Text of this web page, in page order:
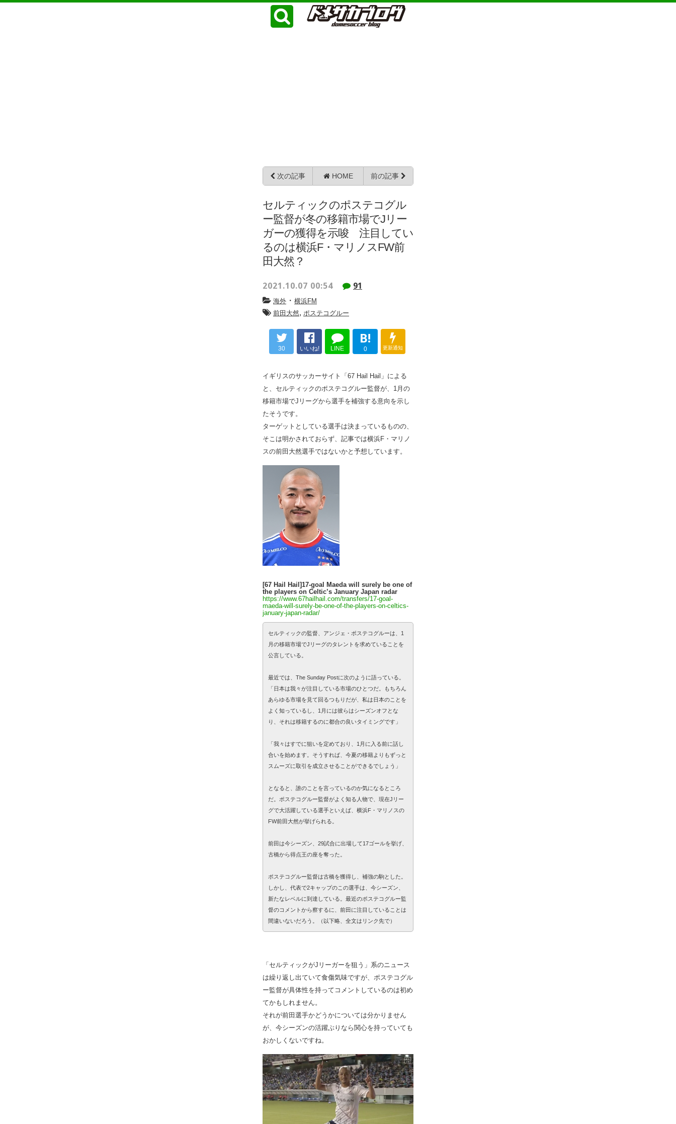
次の記事 HOME 前の記事
セルティックのポステコグル
ー監督が冬の移籍市場でJリー
ガーの獲得を示唆 注目してい
るのは横浜F・マリノスFW前
田大然？
2021.10.07 00:54 91
海外 ・ 横浜FM
前田大然, ポステコグルー
30 いいね! LINE
B!
0 更新通知
イギリスのサッカーサイト「67 Hail Hail」による
と、セルティックのポステコグルー監督が、1月の
移籍市場でJリーグから選手を補強する意向を示し
たそうです。
ターゲットとしている選手は決まっているものの、
そこは明かされておらず、記事では横浜F・マリノ
スの前田大然選手ではないかと予想しています。
[67 Hail Hail]17-goal Maeda will surely be one of
the players on Celtic’s January Japan radar
https://www.67hailhail.com/transfers/17-goal-
maeda-will-surely-be-one-of-the-players-on-celtics-
january-japan-radar/
セルティックの監督、アンジェ・ポステコグルーは、1
月の移籍市場でJリーグのタレントを求めていることを
公言している。
最近では、The Sunday Postに次のように語っている。
「日本は我々が注目している市場のひとつだ。もちろん
あらゆる市場を見て回るつもりだが、私は日本のことを
よく知っているし、1月には彼らはシーズンオフとな
り、それは移籍するのに都合の良いタイミングです」
「我々はすでに狙いを定めており、1月に入る前に話し
合いを始めます。そうすれば、今夏の移籍よりもずっと
スムーズに取引を成立させることができるでしょう」
となると、誰のことを言っているのか気になるところ
だ。ポステコグルー監督がよく知る人物で、現在Jリー
グで大活躍している選手といえば、横浜F・マリノスの
FW前田大然が挙げられる。
前田は今シーズン、29試合に出場して17ゴールを挙げ、
古橋から得点王の座を奪った。
ポステコグルー監督は古橋を獲得し、補強の駒とした。
しかし、代表で2キャップのこの選手は、今シーズン、
新たなレベルに到達している。最近のポステコグルー監
督のコメントから察するに、前田に注目していることは
間違いないだろう。（以下略、全文はリンク先で）
「セルティックがJリーガーを狙う」系のニュース
は繰り返し出ていて食傷気味ですが、ポステコグル
ー監督が具体性を持ってコメントしているのは初め
てかもしれません。
それが前田選手かどうかについては分かりません
が、今シーズンの活躍ぶりなら関心を持っていても
おかしくないですね。